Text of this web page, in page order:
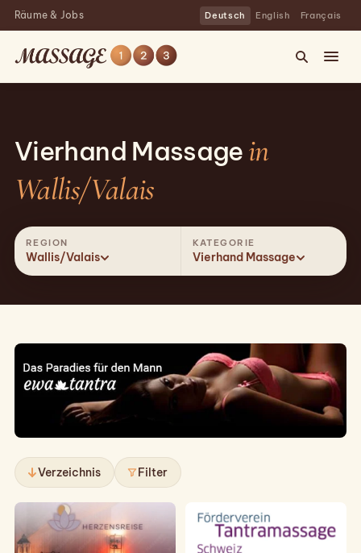
Räume & Jobs Deutsch English Français
Vierhand Massage in
Wallis/Valais
REGION
Wallis/Valais
KATEGORIE
Vierhand Massage
Verzeichnis Filter